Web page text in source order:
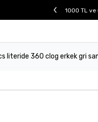
1000 TL ve
literide 360 clog erkek gri